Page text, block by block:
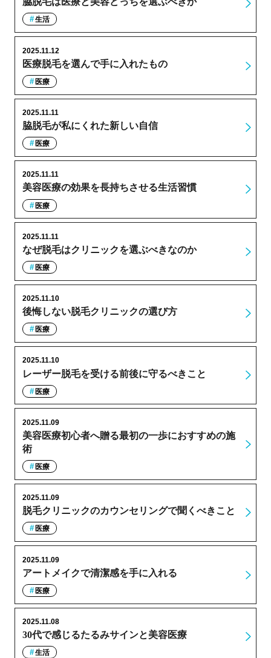
生活
医療脱毛を選んで手に入れたもの
2025.11.12
医療
脇脱毛が私にくれた新しい自信
2025.11.11
医療
美容医療の効果を長持ちさせる生活習慣
2025.11.11
医療
なぜ脱毛はクリニックを選ぶべきなのか
2025.11.11
医療
後悔しない脱毛クリニックの選び方
2025.11.10
医療
レーザー脱毛を受ける前後に守るべきこと
2025.11.10
医療
美容医療初心者へ贈る最初の一歩におすすめの施
術
2025.11.09
医療
脱毛クリニックのカウンセリングで聞くべきこと
2025.11.09
医療
アートメイクで清潔感を手に入れる
2025.11.09
医療
30代で感じるたるみサインと美容医療
2025.11.08
生活